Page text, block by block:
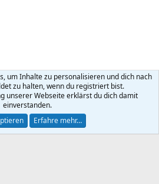
Datenschutz Hilfe
R
® © 2010-2026 XenForo Ltd.
um Inhalte zu personalisieren und dich nach
zu halten, wenn du registriert bist.
unserer Webseite erklärst du dich damit
einverstanden.
Erfahre mehr…